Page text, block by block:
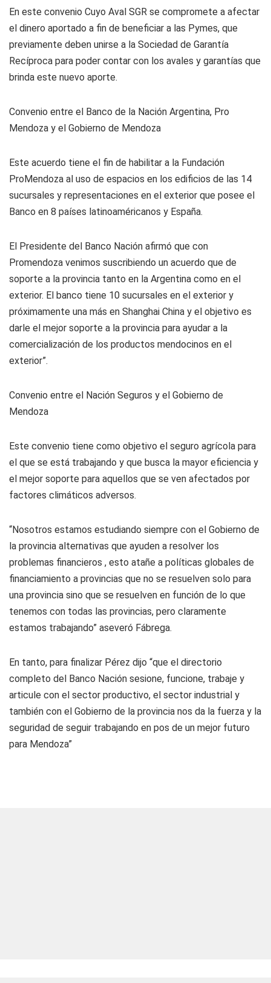
En este convenio Cuyo Aval SGR se compromete a afectar
el dinero aportado a fin de beneficiar a las Pymes, que
previamente deben unirse a la Sociedad de Garantía
Recíproca para poder contar con los avales y garantías que
brinda este nuevo aporte.
Convenio entre el Banco de la Nación Argentina, Pro
Mendoza y el Gobierno de Mendoza
Este acuerdo tiene el fin de habilitar a la Fundación
ProMendoza al uso de espacios en los edificios de las 14
sucursales y representaciones en el exterior que posee el
Banco en 8 países latinoaméricanos y España.
El Presidente del Banco Nación afirmó que con
Promendoza venimos suscribiendo un acuerdo que de
soporte a la provincia tanto en la Argentina como en el
exterior. El banco tiene 10 sucursales en el exterior y
próximamente una más en Shanghai China y el objetivo es
darle el mejor soporte a la provincia para ayudar a la
comercialización de los productos mendocinos en el
exterior”.
Convenio entre el Nación Seguros y el Gobierno de
Mendoza
Este convenio tiene como objetivo el seguro agrícola para
el que se está trabajando y que busca la mayor eficiencia y
el mejor soporte para aquellos que se ven afectados por
factores climáticos adversos.
“Nosotros estamos estudiando siempre con el Gobierno de
la provincia alternativas que ayuden a resolver los
problemas financieros , esto atañe a políticas globales de
financiamiento a provincias que no se resuelven solo para
una provincia sino que se resuelven en función de lo que
tenemos con todas las provincias, pero claramente
estamos trabajando” aseveró Fábrega.
En tanto, para finalizar Pérez dijo “que el directorio
completo del Banco Nación sesione, funcione, trabaje y
articule con el sector productivo, el sector industrial y
también con el Gobierno de la provincia nos da la fuerza y la
seguridad de seguir trabajando en pos de un mejor futuro
para Mendoza”